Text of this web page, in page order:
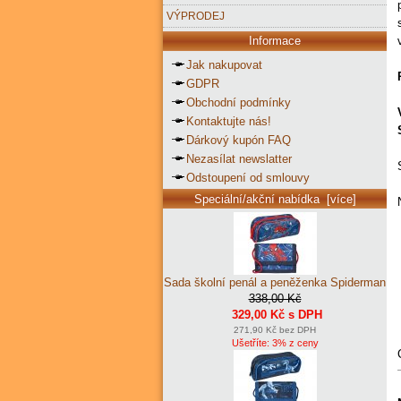
VÝPRODEJ
Informace
Jak nakupovat
GDPR
Obchodní podmínky
Kontaktujte nás!
Dárkový kupón FAQ
Nezasílat newslatter
Odstoupení od smlouvy
Speciální/akční nabídka [více]
Sada školní penál a peněženka Spiderman
338,00 Kč
329,00 Kč s DPH
271,90 Kč bez DPH
Ušetříte: 3% z ceny